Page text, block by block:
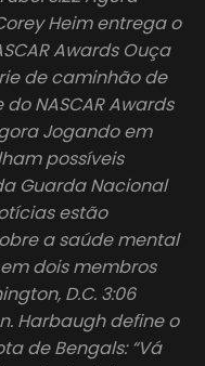
Heim entrega o
Awards Ouça
de caminhão de
NASCAR Awards
Jogando em
possíveis
Guarda Nacional
estão
a saúde mental
dois membros
D.C. 3:06
Harbaugh define o
de Bengals: “Vá